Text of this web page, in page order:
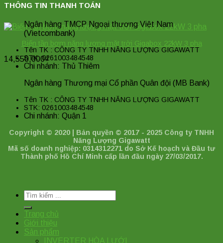
Biến tần bơm năng lượng mặt trời Gigabox 22kW 3 pha
14,550,000₫
THÔNG TIN THANH TOÁN
Ngân hàng TMCP Ngoại thương Việt Nam
(Vietcombank)
Tên TK : CÔNG TY TNHH NĂNG LƯỢNG GIGAWATT
STK: 0261003484548
Chi nhánh: Thủ Thiêm
Ngân hàng Thương mại Cổ phần Quân đội (MB Bank)
Tên TK : CÔNG TY TNHH NĂNG LƯỢNG GIGAWATT
STK: 0261003484548
Chi nhánh: Quận 1
Copyright © 2020 | Bản quyền © 2017 - 2025 Công ty TNHH
Năng Lượng Gigawatt
Mã số doanh nghiệp: 0314312271 do Sở Kế hoạch và Đầu tư
Thành phố Hồ Chí Minh cấp lần đầu ngày 27/03/2017.
Tìm
kiếm:
Trang chủ
Giới thiệu
Sản phẩm
INVERTER HÒA LƯỚI